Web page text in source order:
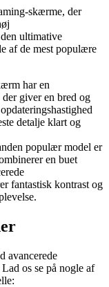
skærme, der
ultimative
af de mest populære
har en
giver en bred og
detalje klart og
populær model er
en buet
fantastisk kontrast og
avancerede
os se på nogle af